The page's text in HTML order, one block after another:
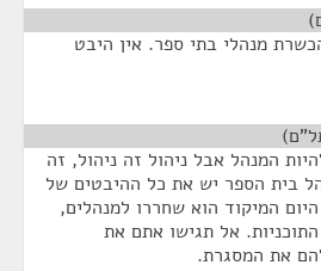
מנהלי בתי ספר. אין היבט
המנהל אבל ניהול זה ניהול, זה
בית הספר יש את כל ההיבטים של
המיקוד הוא שחררו למנהלים,
אל תגישו אתם את
את המסגרת.